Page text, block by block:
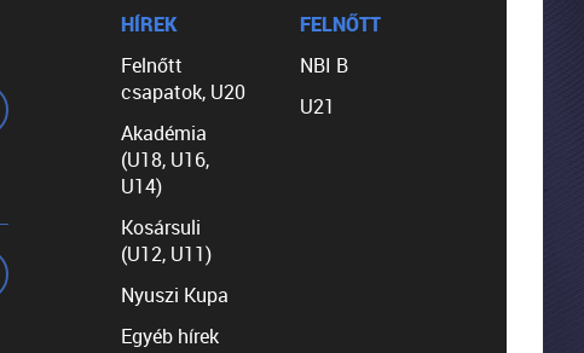
HÍREK
Felnőtt
csapatok, U20
Akadémia
(U18, U16,
U14)
Kosársuli
(U12, U11)
Nyuszi Kupa
Egyéb hírek
FELNŐTT
NBI B
U21